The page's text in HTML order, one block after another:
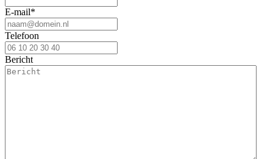
E-mail*
Telefoon
Bericht